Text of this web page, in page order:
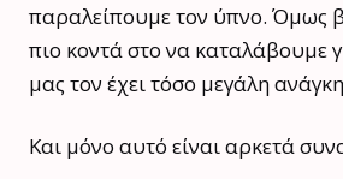
παραλείπουμε τον ύπνο. Όμως
πιο κοντά στο να καταλάβουμε
μας τον έχει τόσο μεγάλη
Και μόνο αυτό είναι αρκετά